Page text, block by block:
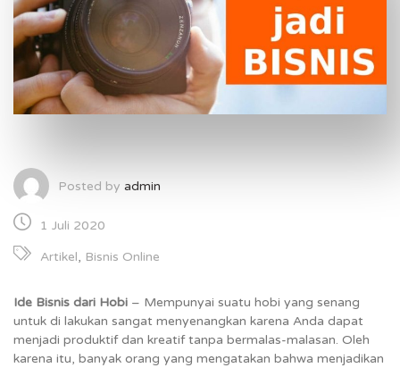
Posted by admin
1 Juli 2020
Artikel, Bisnis Online
Ide Bisnis dari Hobi – Mempunyai suatu hobi yang senang
untuk di lakukan sangat menyenangkan karena Anda dapat
menjadi produktif dan kreatif tanpa bermalas-malasan. Oleh
karena itu, banyak orang yang mengatakan bahwa menjadikan